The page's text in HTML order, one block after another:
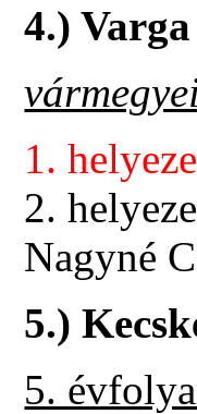
4.)
1.
2.
Nagyné
5.)
5.